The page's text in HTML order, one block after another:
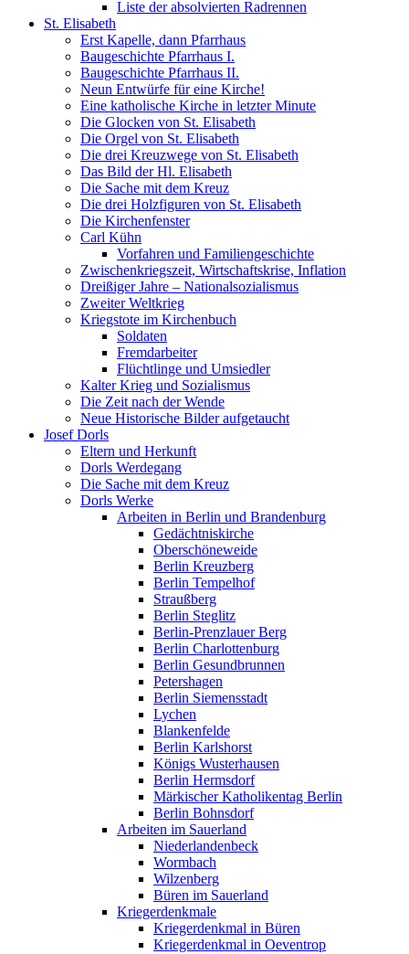
Liste der absolvierten Radrennen
St. Elisabeth
Erst Kapelle, dann Pfarrhaus
Baugeschichte Pfarrhaus I.
Baugeschichte Pfarrhaus II.
Neun Entwürfe für eine Kirche!
Eine katholische Kirche in letzter Minute
Die Glocken von St. Elisabeth
Die Orgel von St. Elisabeth
Die drei Kreuzwege von St. Elisabeth
Das Bild der Hl. Elisabeth
Die Sache mit dem Kreuz
Die drei Holzfiguren von St. Elisabeth
Die Kirchenfenster
Carl Kühn
Vorfahren und Familiengeschichte
Zwischenkriegszeit, Wirtschaftskrise, Inflation
Dreißiger Jahre – Nationalsozialismus
Zweiter Weltkrieg
Kriegstote im Kirchenbuch
Soldaten
Fremdarbeiter
Flüchtlinge und Umsiedler
Kalter Krieg und Sozialismus
Die Zeit nach der Wende
Neue Historische Bilder aufgetaucht
Josef Dorls
Eltern und Herkunft
Dorls Werdegang
Die Sache mit dem Kreuz
Dorls Werke
Arbeiten in Berlin und Brandenburg
Gedächtniskirche
Oberschöneweide
Berlin Kreuzberg
Berlin Tempelhof
Straußberg
Berlin Steglitz
Berlin-Prenzlauer Berg
Berlin Charlottenburg
Berlin Gesundbrunnen
Petershagen
Berlin Siemensstadt
Lychen
Blankenfelde
Berlin Karlshorst
Königs Wusterhausen
Berlin Hermsdorf
Märkischer Katholikentag Berlin
Berlin Bohnsdorf
Arbeiten im Sauerland
Niederlandenbeck
Wormbach
Wilzenberg
Büren im Sauerland
Kriegerdenkmale
Kriegerdenkmal in Büren
Kriegerdenkmal in Oeventrop